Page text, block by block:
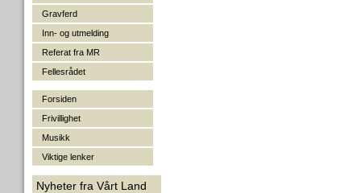
Gravferd
Inn- og utmelding
Referat fra MR
Fellesrådet
Forsiden
Frivillighet
Musikk
Viktige lenker
Nyheter fra Vårt Land